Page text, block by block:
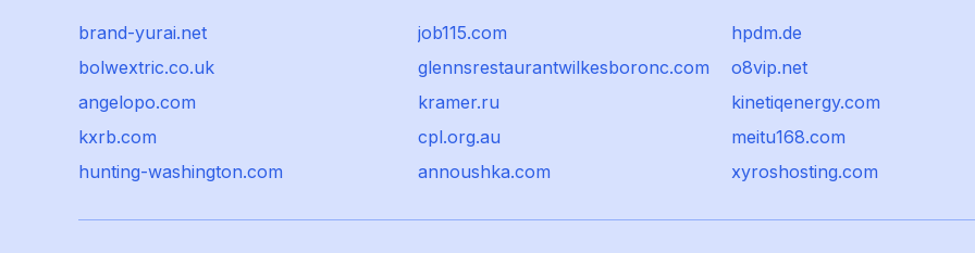
brand-yurai.net
job115.com
bolwextric.co.uk
glennsrestaurantwilkesboronc.com
angelopo.com
kramer.ru
kxrb.com
cpl.org.au
hunting-washington.com
annoushka.com
hpdm.de
o8vip.net
kinetiqenergy.com
meitu168.com
xyroshosting.com